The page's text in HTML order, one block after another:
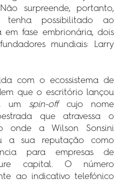
surpreende, portanto,
tenha possibilitado ao
em fase embrionária, dois
mundiais: Larry
com o ecossistema de
que o escritório lançou
um spin-offcujo nome
que atravessa o
onde a Wilson Sonsini
a sua reputação como
para empresas de
capital. O número
ao indicativo telefónico